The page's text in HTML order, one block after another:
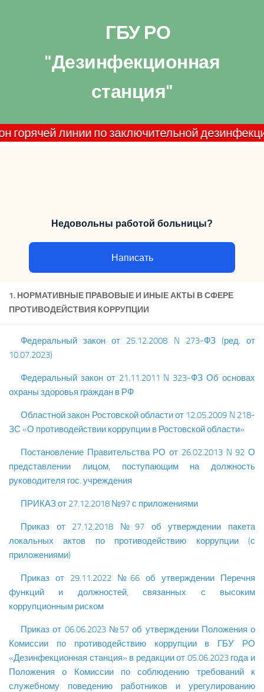
ГБУ РО
"Дезинфекционная
станция"
линии по заключительной дезинфекции
Недовольны работой больницы?
Написать
1. НОРМАТИВНЫЕ ПРАВОВЫЕ И ИНЫЕ АКТЫ В СФЕРЕ
ПРОТИВОДЕЙСТВИЯ КОРРУПЦИИ
Федеральный закон от 25.12.2008 N 273-ФЗ (ред. от
10.07.2023)
Федеральный закон от 21.11.2011 N 323-ФЗ Об основах
охраны здоровья граждан в РФ
Областной закон Ростовской области от 12.05.2009 N 218-
ЗС «О противодействии коррупции в Ростовской области»
Постановление Правительства РО от 26.02.2013 N 92 О
представлении лицом, поступающим на должность
руководителя гос. учреждения
ПРИКАЗ от 27.12.2018 №97 с приложениями
Приказ от 27.12.2018 №97 об утверждении пакета
локальных актов по противодействию коррупции (с
приложениями)
Приказ от 29.11.2022 №66 об утверждении Перечня
функций и должностей, связанных с высоким
коррупционным риском
Приказ от 06.06.2023 №57 об утверждении Положения о
Комиссии по противодействию коррупции в ГБУ РО
«Дезинфекционная станция» в редакции от 05.06.2023 года и
Положения о Комиссии по соблюдению требований к
служебному поведению работников и урегулированию